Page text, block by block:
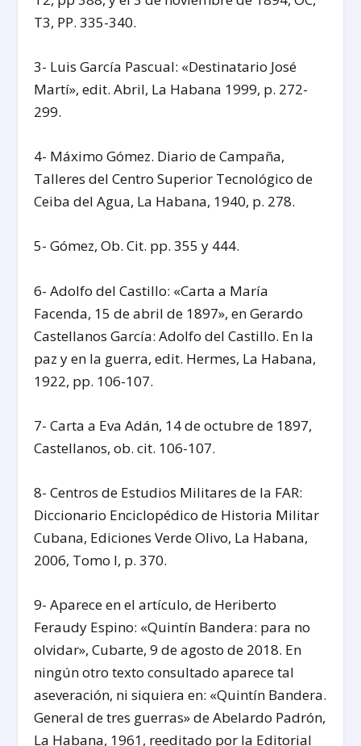
T3, PP. 335-340.
3- Luis García Pascual: «Destinatario José
Martí», edit. Abril, La Habana 1999, p. 272-
299.
4- Máximo Gómez. Diario de Campaña,
Talleres del Centro Superior Tecnológico de
Ceiba del Agua, La Habana, 1940, p. 278.
5- Gómez, Ob. Cit. pp. 355 y 444.
6- Adolfo del Castillo: «Carta a María
Facenda, 15 de abril de 1897», en Gerardo
Castellanos García: Adolfo del Castillo. En la
paz y en la guerra, edit. Hermes, La Habana,
1922, pp. 106-107.
7- Carta a Eva Adán, 14 de octubre de 1897,
Castellanos, ob. cit. 106-107.
8- Centros de Estudios Militares de la FAR:
Diccionario Enciclopédico de Historia Militar
Cubana, Ediciones Verde Olivo, La Habana,
2006, Tomo I, p. 370.
9- Aparece en el artículo, de Heriberto
Feraudy Espino: «Quintín Bandera: para no
olvidar», Cubarte, 9 de agosto de 2018. En
ningún otro texto consultado aparece tal
aseveración, ni siquiera en: «Quintín Bandera.
General de tres guerras» de Abelardo Padrón,
La Habana, 1961, reeditado por la Editorial